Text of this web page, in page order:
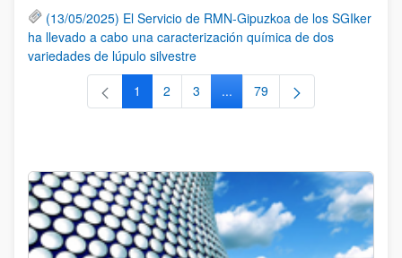
(13/05/2025) El Servicio de RMN-Gipuzkoa de los SGIker
ha llevado a cabo una caracterización química de dos
variedades de lúpulo silvestre
Página
1 Página
2 Página
3 ...Páginas intermedias Use TAB
Página
79